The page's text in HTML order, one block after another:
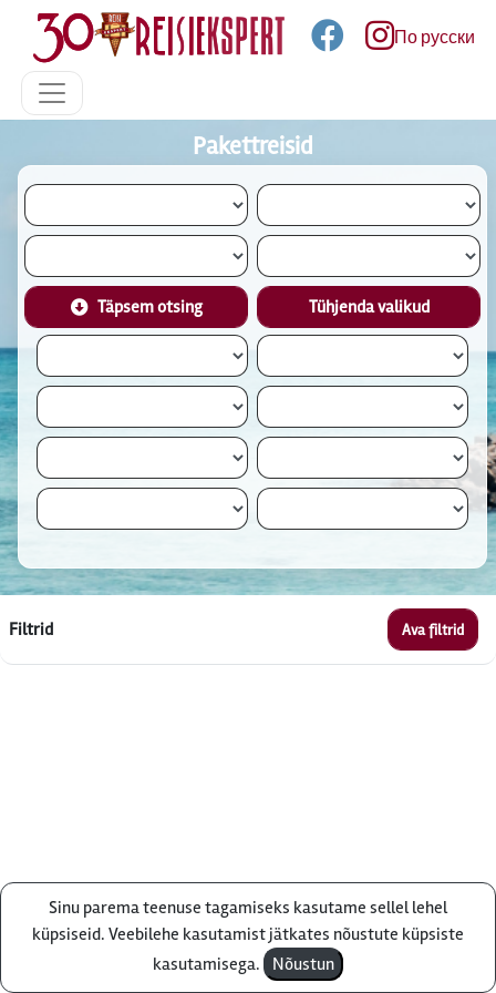
По русски
Pakettreisid
Täpsem otsing Tühjenda valikud
Filtrid Ava filtrid
Küsi pakkumist
Sinu parema teenuse tagamiseks kasutame sellel lehel
küpsiseid. Veebilehe kasutamist jätkates nõustute küpsiste
kasutamisega.
Nõustun